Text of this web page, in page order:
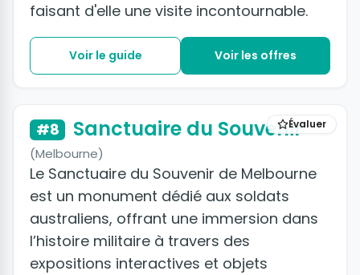
faisant d'elle une visite incontournable.
Voir le guide Voir les offres
Évaluer
#8 Sanctuaire du Souvenir
(Melbourne)
Le Sanctuaire du Souvenir de Melbourne
est un monument dédié aux soldats
australiens, offrant une immersion dans
l’histoire militaire à travers des
expositions interactives et objets